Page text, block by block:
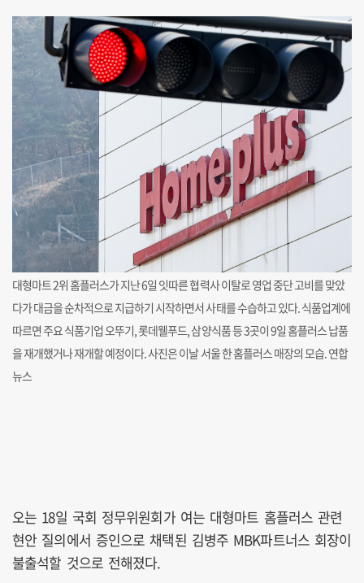
대형마트 2위 홈플러스가 지난 6일 잇따른 협력사 이탈로 영업 중단 고비를 맞았
다가 대금을 순차적으로 지급하기 시작하면서 사태를 수습하고 있다. 식품업계에
따르면 주요 식품기업 오뚜기, 롯데웰푸드, 삼양식품 등 3곳이 9일 홈플러스 납품
을 재개했거나 재개할 예정이다. 사진은 이날 서울 한 홈플러스 매장의 모습. 연합
뉴스
오는 18일 국회 정무위원회가 여는 대형마트 홈플러스 관련
현안 질의에서 증인으로 채택된 김병주 MBK파트너스 회장이
불출석할 것으로 전해졌다.